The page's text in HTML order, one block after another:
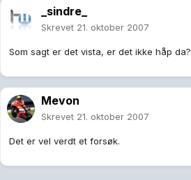
_sindre_
Skrevet 21. oktober 2007
Som sagt er det vista, er det ikke håp da?
Mevon
Skrevet 21. oktober 2007
Det er vel verdt et forsøk.